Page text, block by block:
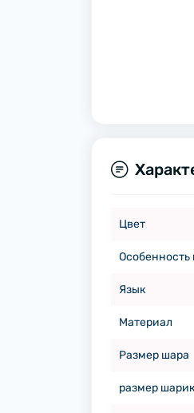
Цвет
Особенность
Язык
Материал
Размер шара
размер